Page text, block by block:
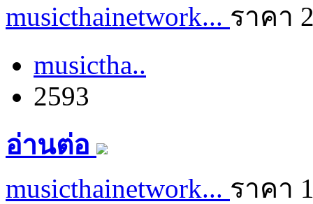
musicthainetwork... ราคา
musictha..
2593
อ่านต่อ
musicthainetwork... ราคา